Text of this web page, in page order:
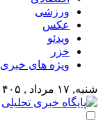
ورزشی
عکس
ویدئو
خزر
ویژه های خبری
شنبه, ۱۷ مرداد , ۱۴۰۵